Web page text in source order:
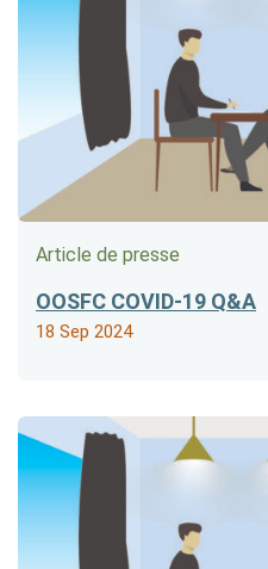
Article de presse
OOSFC COVID-19 Q&A
18 Sep 2024